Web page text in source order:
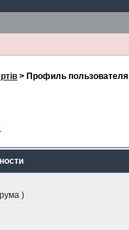
> Профиль пользователя
)